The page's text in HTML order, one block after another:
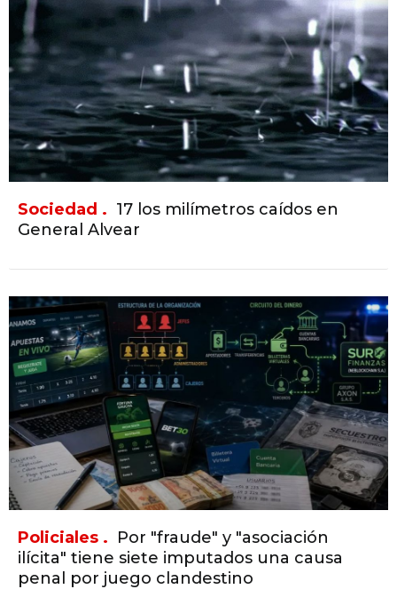
Sociedad . 17 los milímetros caídos en
General Alvear
Policiales . Por "fraude" y "asociación
ilícita" tiene siete imputados una causa
penal por juego clandestino